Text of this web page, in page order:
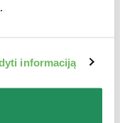
.
informaciją